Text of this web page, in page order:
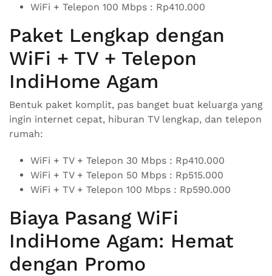
WiFi + Telepon 100 Mbps : Rp410.000
Paket Lengkap dengan
WiFi + TV + Telepon
IndiHome Agam
Bentuk paket komplit, pas banget buat keluarga yang
ingin internet cepat, hiburan TV lengkap, dan telepon
rumah:
WiFi + TV + Telepon 30 Mbps : Rp410.000
WiFi + TV + Telepon 50 Mbps : Rp515.000
WiFi + TV + Telepon 100 Mbps : Rp590.000
Biaya Pasang WiFi
IndiHome Agam: Hemat
dengan Promo